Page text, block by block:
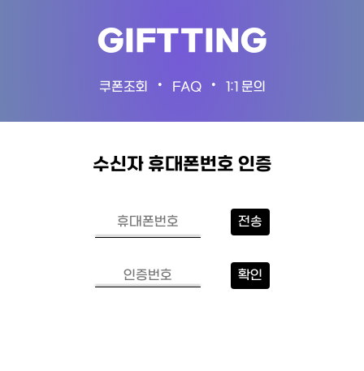
GIFTTING
쿠폰조회 • FAQ • 1:1 문의
수신자 휴대폰번호 인증
전송
확인